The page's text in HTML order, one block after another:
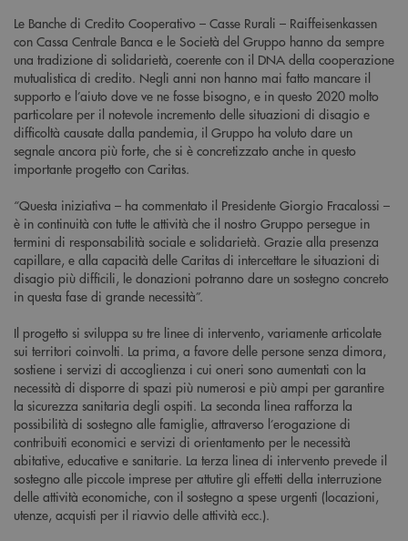
Le Banche di Credito Cooperativo – Casse Rurali – Raiffeisenkassen
con Cassa Centrale Banca e le Società del Gruppo hanno da sempre
una tradizione di solidarietà, coerente con il DNA della cooperazione
mutualistica di credito. Negli anni non hanno mai fatto mancare il
supporto e l’aiuto dove ve ne fosse bisogno, e in questo 2020 molto
particolare per il notevole incremento delle situazioni di disagio e
difficoltà causate dalla pandemia, il Gruppo ha voluto dare un
segnale ancora più forte, che si è concretizzato anche in questo
importante progetto con Caritas.
“Questa iniziativa – ha commentato il Presidente Giorgio Fracalossi –
è in continuità con tutte le attività che il nostro Gruppo persegue in
termini di responsabilità sociale e solidarietà. Grazie alla presenza
capillare, e alla capacità delle Caritas di intercettare le situazioni di
disagio più difficili, le donazioni potranno dare un sostegno concreto
in questa fase di grande necessità”.
Il progetto si sviluppa su tre linee di intervento, variamente articolate
sui territori coinvolti. La prima, a favore delle persone senza dimora,
sostiene i servizi di accoglienza i cui oneri sono aumentati con la
necessità di disporre di spazi più numerosi e più ampi per garantire
la sicurezza sanitaria degli ospiti. La seconda linea rafforza la
possibilità di sostegno alle famiglie, attraverso l’erogazione di
contribuiti economici e servizi di orientamento per le necessità
abitative, educative e sanitarie. La terza linea di intervento prevede il
sostegno alle piccole imprese per attutire gli effetti della interruzione
delle attività economiche, con il sostegno a spese urgenti (locazioni,
utenze, acquisti per il riavvio delle attività ecc.).